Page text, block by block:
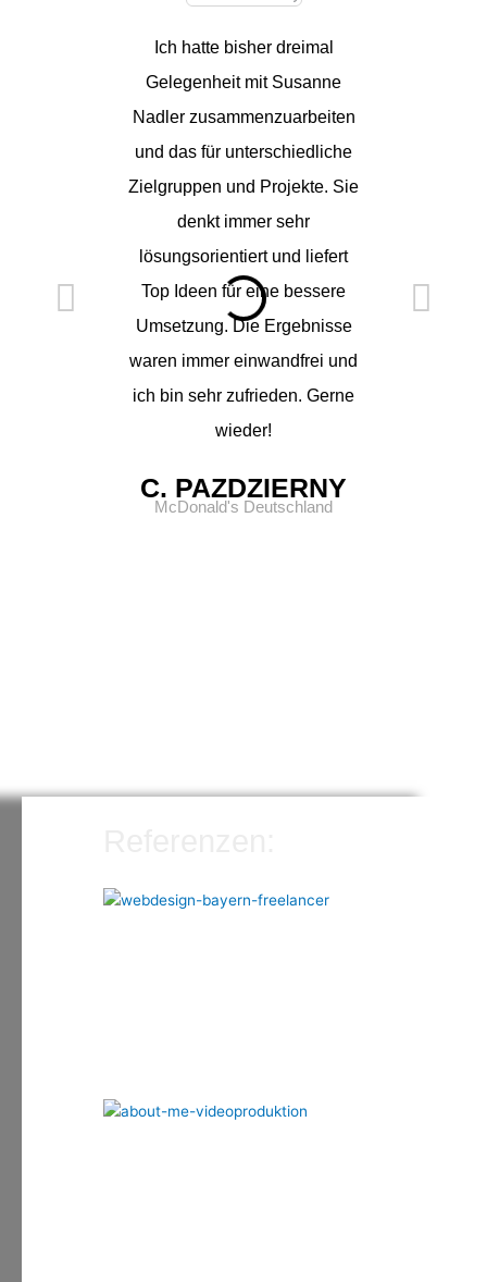
Ich hatte bisher dreimal
Gelegenheit mit Susanne
Nadler zusammenzuarbeiten
und das für unterschiedliche
Zielgruppen und Projekte. Sie
denkt immer sehr
lösungsorientiert und liefert
Top Ideen für eine bessere
Umsetzung. Die Ergebnisse
waren immer einwandfrei und
ich bin sehr zufrieden. Gerne
wieder!
C. PAZDZIERNY
McDonald's Deutschland
und so